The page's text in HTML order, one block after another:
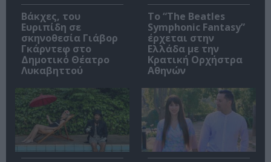
Βάκχες, του
Ευριπίδη σε
σκηνοθεσία Γιάβορ
Γκάρντεφ στο
Δημοτικό Θέατρο
Λυκαβηττού
Το “The Beatles
Symphonic Fantasy”
έρχεται στην
Ελλάδα με την
Κρατική Ορχήστρα
Αθηνών